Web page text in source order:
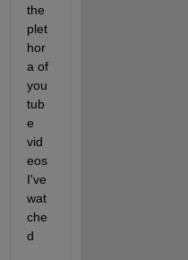
the
plet
hor
a of
you
tub
e
vid
eos
I've
wat
che
d